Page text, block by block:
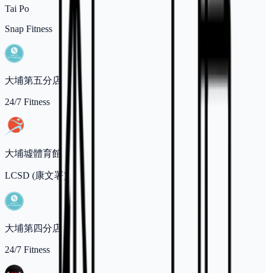
Tai Po
Snap Fitness
大埔第五分店
24/7 Fitness
大埔墟體育館
LCSD (康文署)
大埔第四分店
24/7 Fitness